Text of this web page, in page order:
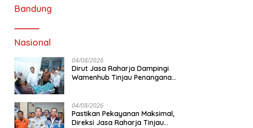
Bandung
Nasional
04/08/2026
Dirut Jasa Raharja Dampingi
Wamenhub Tinjau Penanganan
04/08/2026
Pastikan Pekayanan Maksimal,
Direksi Jasa Raharja Tinjau